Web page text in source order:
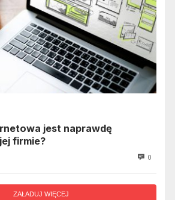
jest naprawdę
firmie?
0
ZAŁADUJ WIĘCEJ